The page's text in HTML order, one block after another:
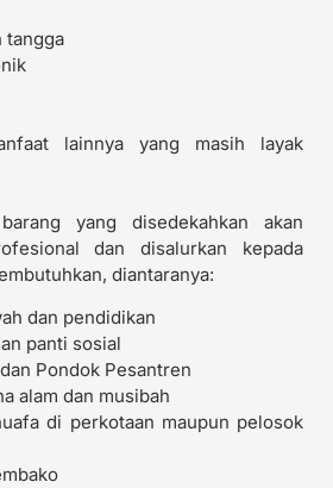
tangga
lainnya yang masih layak
yang disedekahkan akan
dan disalurkan kepada
diantaranya:
dan pendidikan
panti sosial
dan Pondok Pesantren
alam dan musibah
di perkotaan maupun pelosok